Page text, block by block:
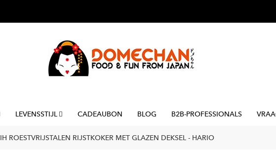
LEVENSSTIJL CADEAUBON BLOG B2B-PROFESSIONALS
IH ROESTVRIJSTALEN RIJSTKOKER MET GLAZEN DEKSEL - HARIO